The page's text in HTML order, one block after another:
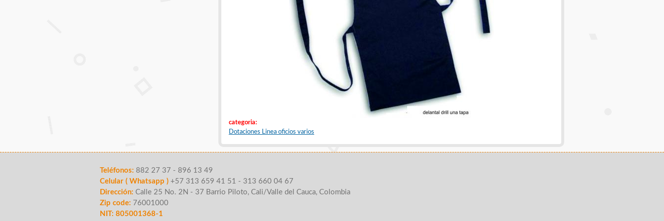
categoria:
Dotaciones Linea oficios varios
Teléfonos: 882 27 37 - 896 13 49
Celular ( Whatsapp ) +57 313 659 41 51 - 313 660 04 67
Dirección: Calle 25 No. 2N - 37 Barrio Piloto, Cali/Valle del Cauca, Colombia
Zip code: 76001000
NIT: 805001368-1